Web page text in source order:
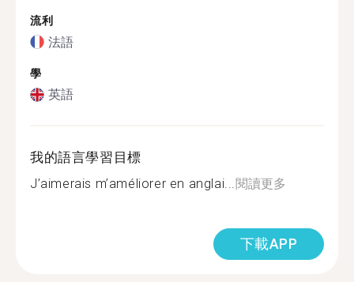
流利
法語
學
英語
我的語言學習目標
J’aimerais m’améliorer en anglai...閱讀更多
下載APP